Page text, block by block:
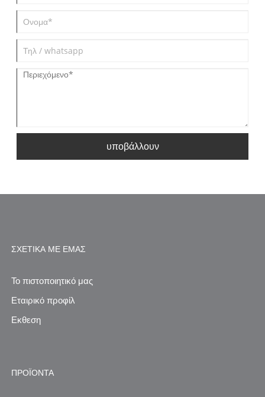
υποβάλλουν
ΣΧΕΤΙΚΆ ΜΕ ΕΜΆΣ
Το πιστοποιητικό μας
Εταιρικό προφίλ
Εκθεση
ΠΡΟΪΌΝΤΑ